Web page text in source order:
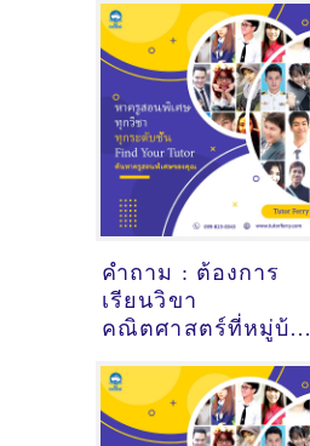
แนะนำครูสอนพิเศษ
ที่นี่
คำถาม : ต้องการ
เรียนวิขา
คณิตศาสตร์ที่หมู่บ้าน
คำแนะนำครูสอน
พิเศษที่นี่